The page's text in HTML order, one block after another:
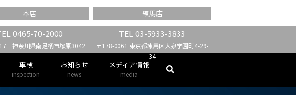
練馬店
TEL03-5933-3833
〒178-0061 東京都練馬区大泉学園町4-29-
34
本店
0465-70-2000
神奈川県南足柄市塚原3042
車検
inspection
お知らせ
news
メディア情報
media search